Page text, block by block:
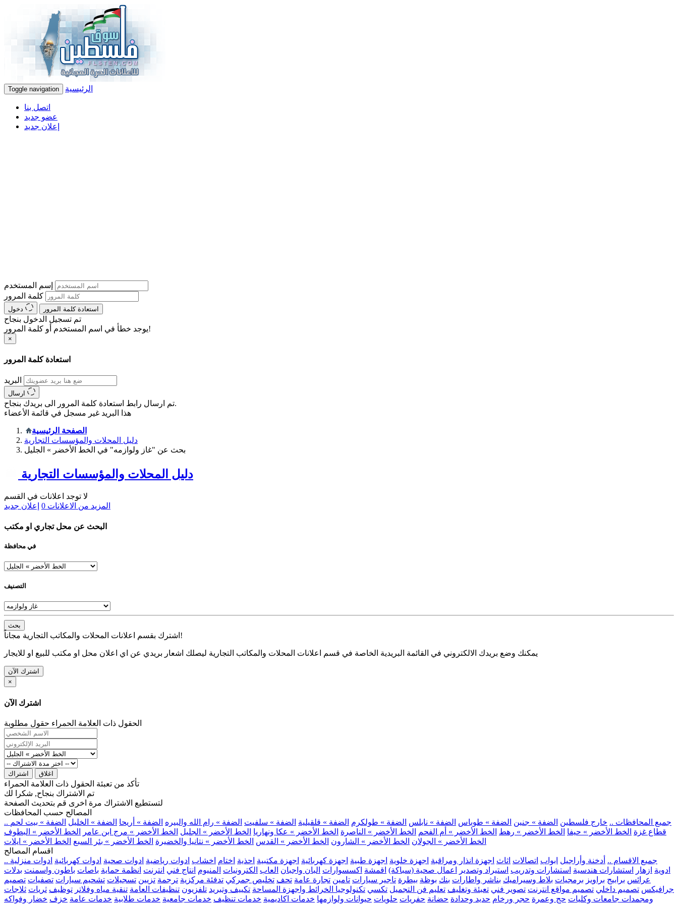
Toggle navigation الرئيسية
اتصل بنا
عضو جديد
إعلان جديد
إسم المستخدم
كلمة المرور
استعادة كلمة المرور
تم تسجيل الدخول بنجاح
يوجد خطأ في اسم المستخدم أو كلمة المرور!
×
استعادة كلمة المرور
البريد
تم ارسال رابط استعادة كلمة المرور الى بريدك بنجاح.
هذا البريد غير مسجل في قائمة الأعضاء
الصفحة الرئيسية
دليل المحلات والمؤسسات التجارية
بحث عن "غاز ولوازمه" في الخط الأخضر » الجليل
دليل المحلات والمؤسسات التجارية
لا توجد اعلانات في القسم
المزيد من الاعلانات 0 إعلان جديد
البحث عن محل تجاري او مكتب
في محافظة
التصنيف
بحث
اشترك بقسم اعلانات المحلات والمكاتب التجارية مجاناً!
يمكنك وضع بريدك الالكتروني في القائمة البريدية الخاصة في قسم اعلانات المحلات والمكاتب التجارية ليصلك اشعار بريدي عن اي اعلان محل او مكتب للبيع او للايجار
اشترك الآن
×
اشترك الآن
الحقول ذات العلامة الحمراء حقول مطلوبة
اشتراك اغلاق
تأكد من تعبئة الحقول ذات العلامة الحمراء
تم الاشتراك بنجاح, شكرا لك
لتستطيع الاشتراك مرة اخرى قم بتحديث الصفحة
المصالح حسب المحافظات
.. جميع المحافظات .. خارج فلسطين الضفة » جنين الضفة » طوباس الضفة » نابلس الضفة » طولكرم الضفة » قلقيلية الضفة » سلفيت الضفة » رام الله والبيره الضفة » أريحا الضفة » الخليل الضفة » بيت لحم
قطاع غزة الخط الأخضر » حيفا الخط الأخضر » رهط الخط الأخضر » أم الفحم الخط الأخضر » الناصرة الخط الأخضر » عكا ونهاريا الخط الأخضر » الجليل الخط الأخضر » مرج ابن عامر
الخط الأخضر » البطوف
الخط الأخضر » الجولان الخط الأخضر » الشارون الخط الأخضر » القدس الخط الأخضر » نتانيا والخضيرة الخط الأخضر » بئر السبع الخط الأخضر » ايلات
اقسام المصالح
.. جميع الاقسام .. أدخنة وأراجيل ابواب اتصالات اثاث اجهزة انذار ومراقبة اجهزة خلوية اجهزة طبية اجهزة كهربائية اجهزة مكتبية احذية اختام اخشاب ادوات رياضية ادوات صحية ادوات كهربائية ادوات منزلية
ادوية ازهار استشارات هندسية استشارات وتدريب استيراد وتصدير اعمال صحية (سباكة) اقمشة اكسسوارات البان واجبان العاب الكترونيات المنيوم انتاج فني انترنت انظمة حماية باصات باطون واسمنت بدلات
عرائس برابيج براويز برمجيات بلاط وسيراميك بناشر واطارات بنك بوظة بيطرة تاجير سيارات تامين تجارة عامة تحف تخليص جمركي تدفئة مركزية ترجمة تزيين تسجيلات تشحيم سيارات تصفيات تصميم
جرافيكس تصميم داخلي تصميم مواقع انترنت تصوير فني تعبئة وتغليف تعليم فن التجميل تكسي تكنولوجيا الخرائط واجهزة المساحة تكييف وتبريد تلفزيون تنظيفات العامة تنقية مياه وفلاتر توظيف ثريات ثلاجات
ومجمدات جامعات وكليات حج وعمرة حجر ورخام حديد وحدادة حضانة حفريات حلويات حيوانات ولوازمها خدمات اكاديمية خدمات تنظيف خدمات جامعية خدمات طلابية خدمات عامة خزف خضار وفواكه